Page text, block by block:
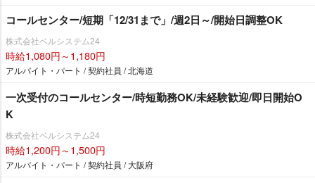
コールセンター/短期「12/31まで」/週2日～/開始日調整OK
株式会社ベルシステム24
時給1,080円～1,180円
アルバイト・パート / 契約社員 / 北海道
一次受付のコールセンター/時短勤務OK/未経験歓迎/即日開始O
K
株式会社ベルシステム24
時給1,200円～1,500円
アルバイト・パート / 契約社員 / 大阪府